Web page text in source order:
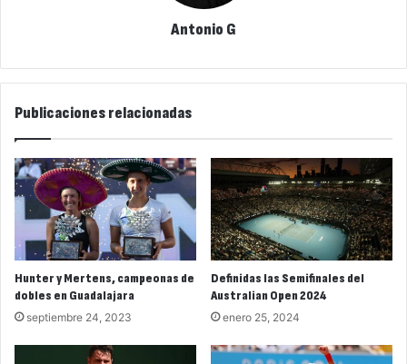
Antonio G
Publicaciones relacionadas
Hunter y Mertens, campeonas de
dobles en Guadalajara
septiembre 24, 2023
Definidas las Semifinales del
Australian Open 2024
enero 25, 2024